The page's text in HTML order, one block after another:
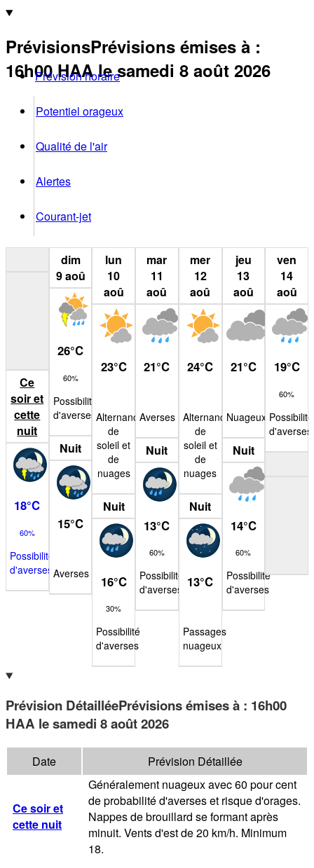
PrévisionsPrévisions émises à :
16h00HAAle samedi 8 août 2026
Prévision horaire
Potentiel orageux
Qualité de l'air
Alertes
Courant-jet
Ce
soir et
cette
nuit
18°C
60%
Possibilité
d'averses
dim
9aoû
26°C
60%
Possibilité
d'averses
Nuit
15°C
Averses
lun
10
aoû
23°C
Alternance
de
soleil et
de
nuages
Nuit
16°C
30%
Possibilité
d'averses
mar
11
aoû
21°C
Averses
Nuit
13°C
60%
Possibilité
d'averses
mer
12
aoû
24°C
Alternance
de
soleil et
de
nuages
Nuit
13°C
Passages
nuageux
jeu
13
aoû
21°C
Nuageux
Nuit
14°C
60%
Possibilité
d'averses
ven
14
aoû
19°C
60%
Possibilité
d'averses
Prévision DétailléePrévisions émises à : 16h00
HAA le samedi 8 août 2026
Date Prévision Détaillée
Ce soir et
cette nuit
Généralement nuageux avec 60 pour cent
de probabilité d'averses et risque d'orages.
Nappes de brouillard se formant après
minuit. Vents d'est de 20 km/h. Minimum
18.